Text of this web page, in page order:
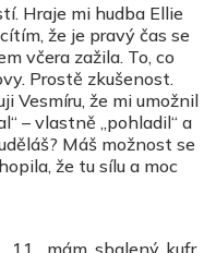
Hraje mi hudba Ellie
že je pravý čas se
včera zažila. To, co
Prostě zkušenost.
Vesmíru, že mi umožnil
– vlastně „pohladil“ a
Máš možnost se
že tu sílu a moc
mám sbalený kufr,